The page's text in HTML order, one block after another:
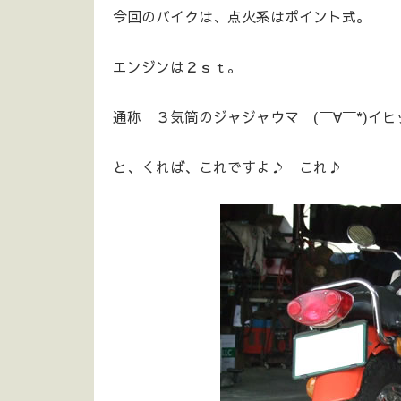
今回のバイクは、点火系はポイント式。
エンジンは２ｓｔ。
通称 ３気筒のジャジャウマ (￣∀￣*)イヒ
と、くれば、これですよ♪ これ♪